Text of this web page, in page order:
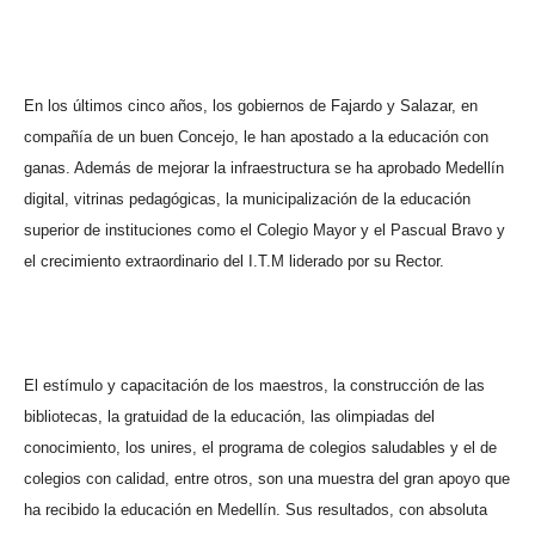
En los últimos cinco años, los gobiernos de Fajardo y Salazar, en
compañía de un buen Concejo, le han apostado a la educación con
ganas. Además de mejorar la infraestructura se ha aprobado Medellín
digital, vitrinas pedagógicas, la municipalización de la educación
superior de instituciones como el Colegio Mayor y el Pascual Bravo y
el crecimiento extraordinario del I.T.M liderado por su Rector.
El estímulo y capacitación de los maestros, la construcción de las
bibliotecas, la gratuidad de la educación, las olimpiadas del
conocimiento, los unires, el programa de colegios saludables y el de
colegios con calidad, entre otros, son una muestra del gran apoyo que
ha recibido la educación en Medellín. Sus resultados, con absoluta